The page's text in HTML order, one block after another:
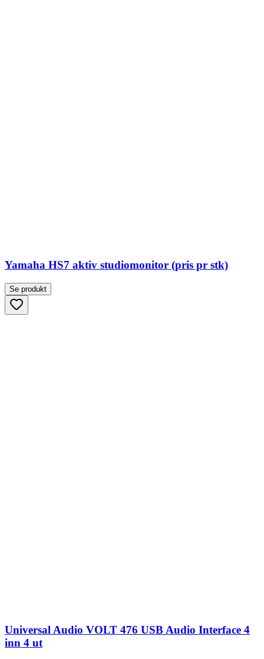
Yamaha HS7 aktiv studiomonitor (pris pr stk)
Se produkt
Universal Audio VOLT 476 USB Audio Interface 4
inn 4 ut